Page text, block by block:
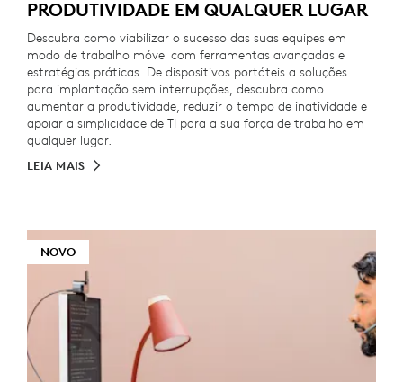
PRODUTIVIDADE EM QUALQUER LUGAR
Descubra como viabilizar o sucesso das suas equipes em
modo de trabalho móvel com ferramentas avançadas e
estratégias práticas. De dispositivos portáteis a soluções
para implantação sem interrupções, descubra como
aumentar a produtividade, reduzir o tempo de inatividade e
apoiar a simplicidade de TI para a sua força de trabalho em
qualquer lugar.
LEIA MAIS
NOVO